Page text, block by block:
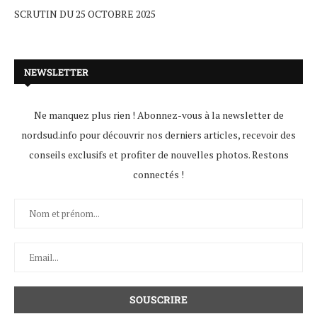
SCRUTIN DU 25 OCTOBRE 2025
NEWSLETTER
Ne manquez plus rien ! Abonnez-vous à la newsletter de
nordsud.info pour découvrir nos derniers articles, recevoir des
conseils exclusifs et profiter de nouvelles photos. Restons
connectés !